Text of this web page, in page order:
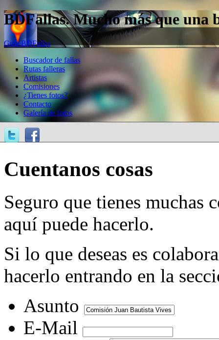
BDFallas. Mucho más que una
Guía BDFallas
Buscador de fallas
Rutas falleras
Artistas
Comisiones
¿Tienes fotos?
Contacto
Galería de fotos
Cuentanos cosas
Seguro que tienes muchas
aquí puede hacerlo.
Si lo que deseas es
hacerlo entrando en la
Asunto
E-Mail